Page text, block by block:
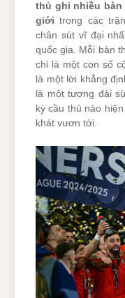
thủ ghi nhiều
giới trong các
chân sút vĩ đại
quốc gia. Mỗi bàn
chỉ là một con số
là một lời khẳng
là một tượng đài
kỳ cầu thủ nào
khát vươn tới.